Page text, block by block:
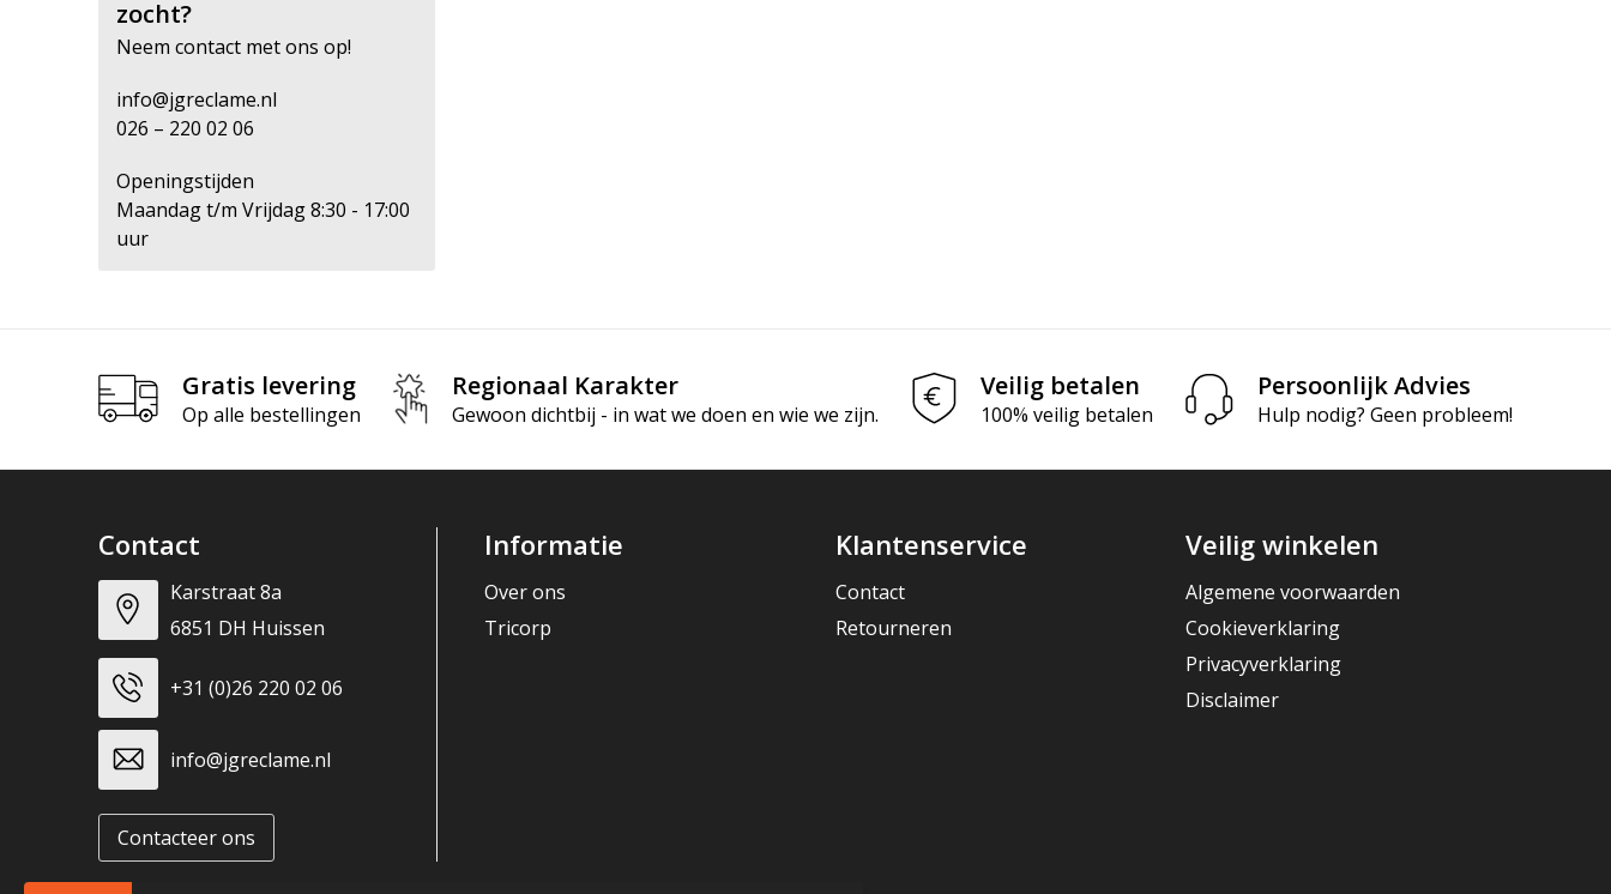
zocht?
Neem contact met ons op!
info@jgreclame.nl
026 – 220 02 06
Openingstijden
Maandag t/m Vrijdag 8:30 - 17:00
uur
Gratis levering
Op alle bestellingen
Regionaal Karakter
Gewoon dichtbij - in wat we doen en wie we zijn.
Veilig betalen
100% veilig betalen
Persoonlijk Advies
Hulp nodig? Geen probleem!
Contact
Karstraat 8a
6851 DH Huissen
+31 (0)26 220 02 06
info@jgreclame.nl
Contacteer ons
Informatie
Over ons
Tricorp
Klantenservice
Contact
Retourneren
Veilig winkelen
Algemene voorwaarden
Cookieverklaring
Privacyverklaring
Disclaimer